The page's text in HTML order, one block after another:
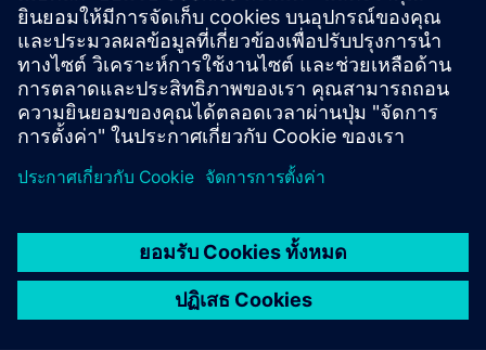
ตรวจสอบงานOverIT นำลูกค้าไปสู่อนาคตของการบริการ
ภาคสนามโดยผสานรวมเข้ากับ CRM, ERP, การจัดการ
สินทรัพย์, GIS, ระบบ IoT ได้อย่างราบร...
เรียนรู้เพิ่มเติม